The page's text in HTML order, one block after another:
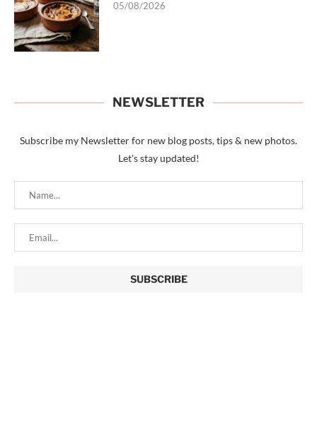
05/08/2026
NEWSLETTER
Subscribe my Newsletter for new blog posts, tips & new photos.
Let's stay updated!